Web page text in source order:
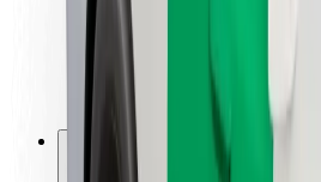
Chaufførsikkerhed
Sikkerhed på el-løbehjul
Sikkerhedscenter